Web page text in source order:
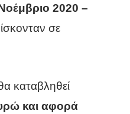
2020 –
σε
καταβληθεί
και αφορά